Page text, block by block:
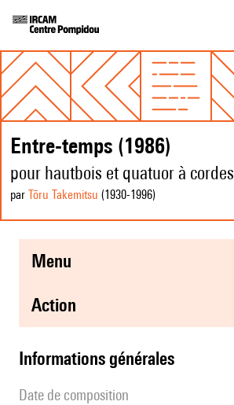
Entre-temps (1986)
pour hautbois et quatuor à cordes
par Tōru Takemitsu (1930-1996)
menu
action
informations générales
date de composition